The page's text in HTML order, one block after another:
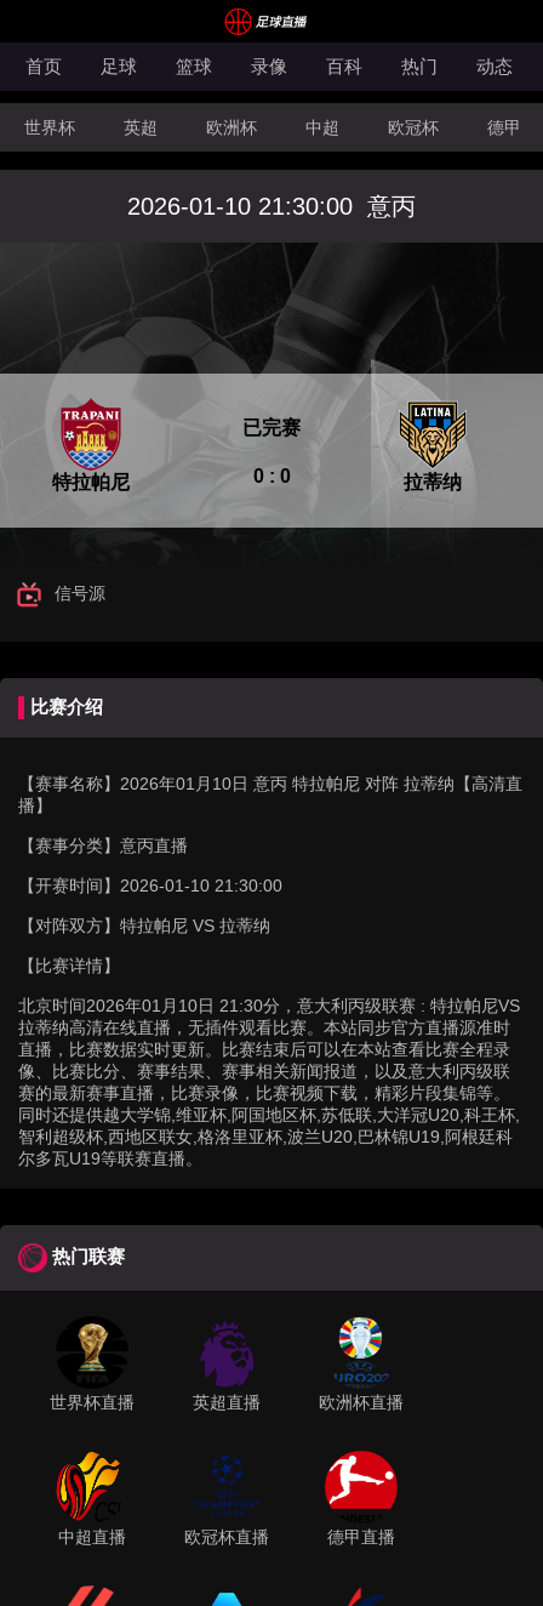
首页 足球 篮球 录像 百科 热门 动态
世界杯 英超 欧洲杯 中超 欧冠杯 德甲
CBA FIBA洲际杯
2026-01-10 21:30:00 意丙
特拉帕尼 0 : 0
已完赛
拉蒂纳
信号源
比赛介绍
【赛事名称】 2026年01月10日 意丙 特拉帕尼 对阵 拉蒂纳【高清直
播】
【赛事分类】 意丙直播
【开赛时间】 2026-01-10 21:30:00
【对阵双方】 特拉帕尼 VS 拉蒂纳
【比赛详情】
北京时间2026年01月10日 21:30分，意大利丙级联赛 : 特拉帕尼VS
拉蒂纳高清在线直播，无插件观看比赛。本站同步官方直播源准时
直播，比赛数据实时更新。比赛结束后可以在本站查看比赛全程录
像、比赛比分、赛事结果、赛事相关新闻报道，以及意大利丙级联
赛的最新赛事直播，比赛录像，比赛视频下载，精彩片段集锦等。
同时还提供越大学锦,维亚杯,阿国地区杯,苏低联,大洋冠U20,科王杯,
智利超级杯,西地区联女,格洛里亚杯,波兰U20,巴林锦U19,阿根廷科
尔多瓦U19等联赛直播。
热门联赛
世界杯直播 英超直播 欧洲杯直播
中超直播 欧冠杯直播 德甲直播